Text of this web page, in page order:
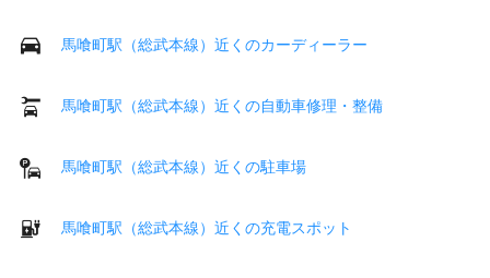
馬喰町駅（総武本線）近くのカーディーラー
馬喰町駅（総武本線）近くの自動車修理・整備
馬喰町駅（総武本線）近くの駐車場
馬喰町駅（総武本線）近くの充電スポット